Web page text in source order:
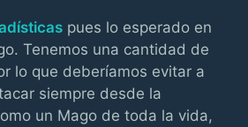
pues lo esperado en
Tenemos una cantidad de
lo que deberíamos evitar a
siempre desde la
un Mago de toda la vida,